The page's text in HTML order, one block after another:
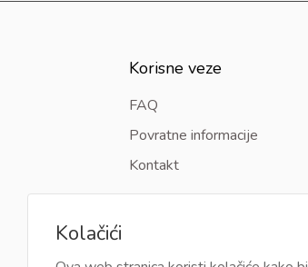
Korisne veze
FAQ
Povratne informacije
Kontakt
Kolačići